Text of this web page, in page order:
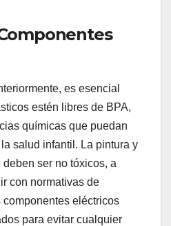
es esencial
estén libres de BPA,
químicas que puedan
salud infantil. La pintura y
ser no tóxicos, a
con normativas de
eléctricos
para evitar cualquier